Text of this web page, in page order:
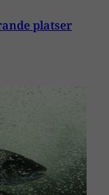
platser